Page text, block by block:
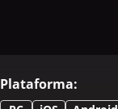
Plataforma: